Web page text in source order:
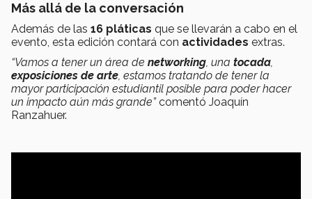
Más allá de la conversación
Además de las 16 pláticas que se llevarán a cabo en el
evento, esta edición contará con actividades extras.
“Vamos a tener un área de networking, una tocada,
exposiciones de arte, estamos tratando de tener la
mayor participación estudiantil posible para poder hacer
un impacto aún más grande”comentó Joaquín
Ranzahuer.